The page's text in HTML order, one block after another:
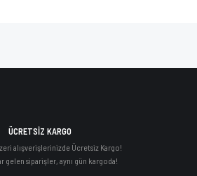
ÜCRETSİZ KARGO
alışverişlerinizde Ücretsiz Kargo!
gelen siparişler, aynı gün kargoda!